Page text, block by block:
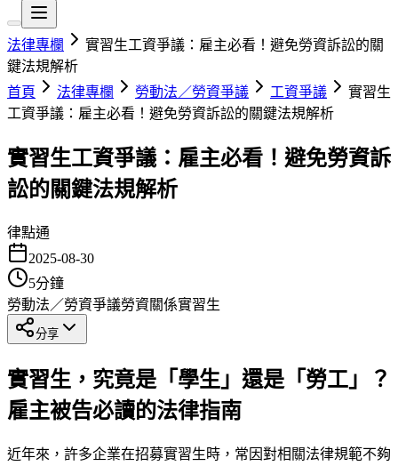
法律專欄
實習生工資爭議：雇主必看！避免勞資訴訟的關
鍵法規解析
首頁
法律專欄 勞動法／勞資爭議 工資爭議
實習生
工資爭議：雇主必看！避免勞資訴訟的關鍵法規解析
實習生工資爭議：雇主必看！避免勞資訴
訟的關鍵法規解析
律點通
2025-08-30
5分鐘
勞動法／勞資爭議勞資關係實習生
分享
實習生，究竟是「學生」還是「勞工」？
雇主被告必讀的法律指南
近年來，許多企業在招募實習生時，常因對相關法律規範不夠